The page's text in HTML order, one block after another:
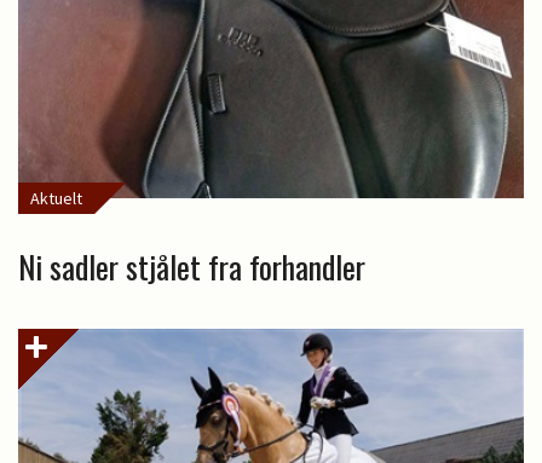
Aktuelt
Ni sadler stjålet fra forhandler